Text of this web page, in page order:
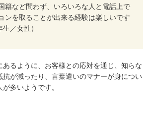
籍など問わず、いろいろな人と電話上で
ンを取ることが出来る経験は楽しいです
生／女性）
あるように、お客様との応対を通じ、知らな
抗が減ったり、言葉遣いのマナーが身につい
多いようです。